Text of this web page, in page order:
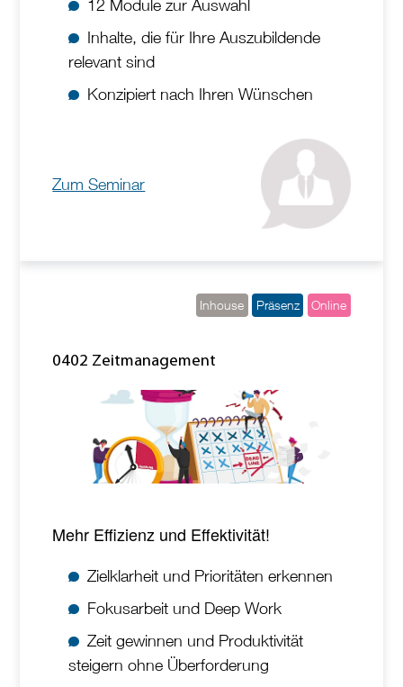
12 Module zur Auswahl
Inhalte, die für Ihre Auszubildende
relevant sind
Konzipiert nach Ihren Wünschen
Zum Seminar
Inhouse Präsenz Online
0402 Zeitmanagement
Mehr Effizienz und Effektivität!
Zielklarheit und Prioritäten erkennen
Fokusarbeit und Deep Work
Zeit gewinnen und Produktivität
steigern ohne Überforderung